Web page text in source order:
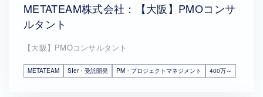
METATEAM株式会社：【大阪】PMOコンサ
ルタント
【大阪】PMOコンサルタント
METATEAM SIer・受託開発 PM・プロジェクトマネジメント 400万～